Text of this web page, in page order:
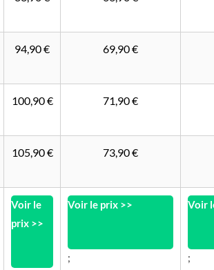
94,90 € 69,90 €
100,90 € 71,90 €
105,90 € 73,90 €
Voir le
prix >>
Voir le prix >>
;
Voir
;